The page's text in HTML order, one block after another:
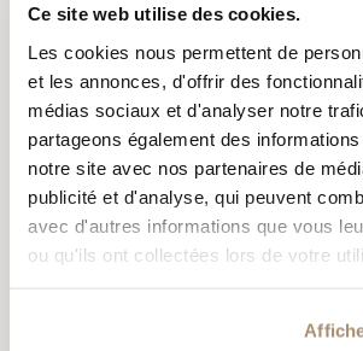
Ce site web utilise des cookies.
Les cookies nous permettent de
et les annonces, d'offrir des
médias sociaux et d'analyser notre
partageons également des
notre site avec nos partenaires de
publicité et d'analyse, qui peuvent
avec d'autres informations que vous
ou qu'ils ont collectées lors de votre